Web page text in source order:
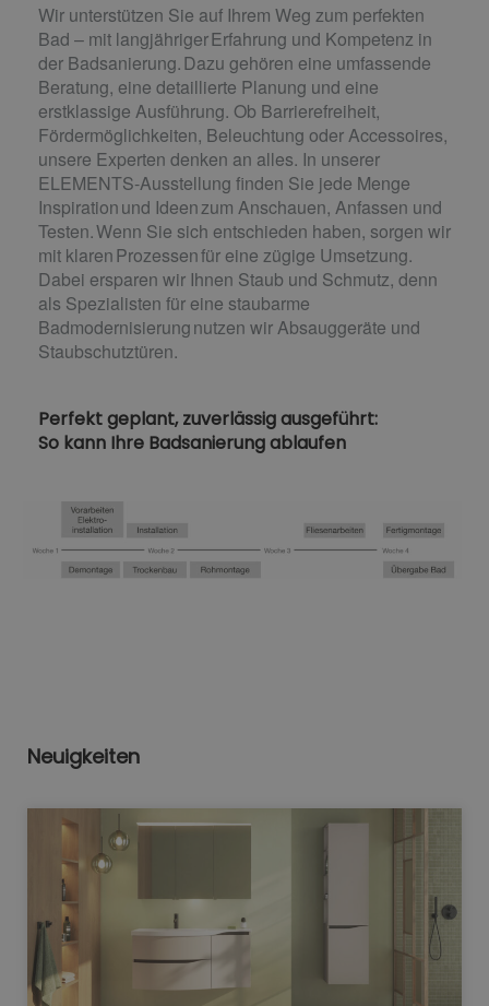
Wir unterstützen Sie auf Ihrem Weg zum perfekten
Bad – mit langjähriger Erfahrung und Kompetenz in
der Badsanierung. Dazu gehören eine umfassende
Beratung, eine detaillierte Planung und eine
erstklassige Ausführung. Ob Barrierefreiheit,
Fördermöglichkeiten, Beleuchtung oder Accessoires,
unsere Experten denken an alles. In unserer
ELEMENTS-Ausstellung finden Sie jede Menge
Inspiration und Ideen zum Anschauen, Anfassen und
Testen. Wenn Sie sich entschieden haben, sorgen wir
mit klaren Prozessen für eine zügige Umsetzung.
Dabei ersparen wir Ihnen Staub und Schmutz, denn
als Spezialisten für eine staubarme
Badmodernisierung nutzen wir Absauggeräte und
Staubschutztüren.
Perfekt geplant, zuverlässig ausgeführt:
So kann Ihre Badsanierung ablaufen
Neuigkeiten